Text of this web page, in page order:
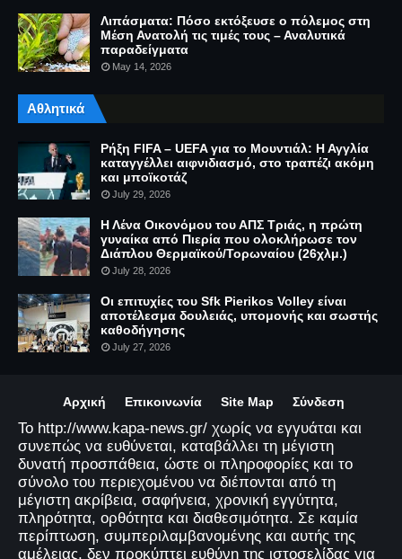
Λιπάσματα: Πόσο εκτόξευσε ο πόλεμος στη
Μέση Ανατολή τις τιμές τους – Αναλυτικά
παραδείγματα
May 14, 2026
Αθλητικά
Ρήξη FIFA – UEFA για το Μουντιάλ: Η Αγγλία
καταγγέλλει αιφνιδιασμό, στο τραπέζι ακόμη
και μποϊκοτάζ
July 29, 2026
Η Λένα Οικονόμου του ΑΠΣ Τριάς, η πρώτη
γυναίκα από Πιερία που ολοκλήρωσε τον
Διάπλου Θερμαϊκού/Τορωναίου (26χλμ.)
July 28, 2026
Οι επιτυχίες του Sfk Pierikos Volley είναι
αποτέλεσμα δουλειάς, υπομονής και σωστής
καθοδήγησης
July 27, 2026
Αρχική Επικοινωνία Site Map Σύνδεση
Το http://www.kapa-news.gr/ χωρίς να εγγυάται και
συνεπώς να ευθύνεται, καταβάλλει τη μέγιστη
δυνατή προσπάθεια, ώστε οι πληροφορίες και το
σύνολο του περιεχομένου να διέπονται από τη
μέγιστη ακρίβεια, σαφήνεια, χρονική εγγύτητα,
πληρότητα, ορθότητα και διαθεσιμότητα. Σε καμία
περίπτωση, συμπεριλαμβανομένης και αυτής της
αμέλειας, δεν προκύπτει ευθύνη της ιστοσελίδας για